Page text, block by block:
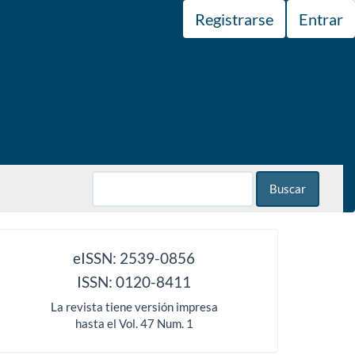
Registrarse Entrar
Buscar
eISSN: 2539-0856
ISSN: 0120-8411
La revista tiene versión impresa
hasta el Vol. 47 Num. 1